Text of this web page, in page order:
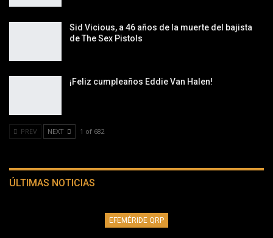
Sid Vicious, a 46 años de la muerte del bajista
de The Sex Pistols
¡Feliz cumpleaños Eddie Van Halen!
PREV NEXT 1 of 682
ÚLTIMAS NOTICIAS
EFEMÉRIDE QRP